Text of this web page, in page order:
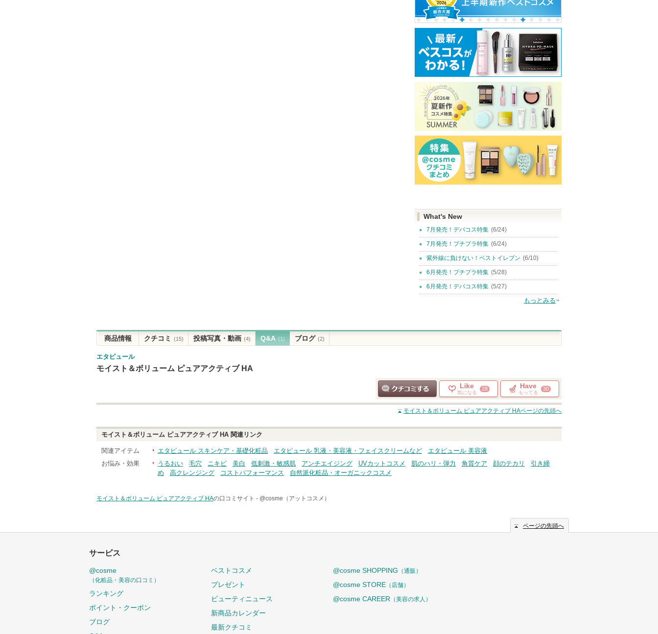
What's New
7月発売！デパコス特集 (6/24)
7月発売！プチプラ特集 (6/24)
紫外線に負けない！ベストイレブン (6/10)
6月発売！プチプラ特集 (5/28)
6月発売！デパコス特集 (5/27)
もっとみる
商品情報 クチコミ (15) 投稿写真・動画 (4) Q&A (1) ブログ (2)
エタピュール
モイスト＆ボリューム ピュアアクティブ HA
クチコミする
Like
気になる
28 Have
もってる
30
モイスト＆ボリューム ピュアアクティブ HAページの先頭へ
モイスト＆ボリューム ピュアアクティブ HA 関連リンク
関連アイテム エタピュール スキンケア・基礎化粧品 エタピュール 乳液・美容液・フェイスクリームなど
エタピュール 美容液
お悩み・効果
うるおい 毛穴 ニキビ 美白 低刺激・敏感肌 アンチエイジング UVカットコスメ 肌のハリ・弾力 角質ケア 顔のテカリ
引き締
め
高クレンジング コストパフォーマンス 自然派化粧品・オーガニックコスメ
モイスト＆ボリューム ピュアアクティブ HAの口コミサイト - @cosme（アットコスメ）
ページの先頭へ
サービス
@cosme
（化粧品・美容の口コミ）
ランキング
ポイント・クーポン
ブログ
ベストコスメ
プレゼント
ビューティニュース
新商品カレンダー
最新クチコミ
@cosme SHOPPING （通販）
@cosme STORE （店舗）
@cosme CAREER （美容の求人）